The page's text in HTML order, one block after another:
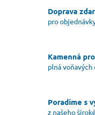
Doprava
pro
Kamenná
plná voňavých
Poradíme s
z našeho